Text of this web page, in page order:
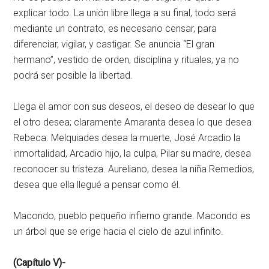
explicar todo. La unión libre llega a su final, todo será
mediante un contrato, es necesario censar, para
diferenciar, vigilar, y castigar. Se anuncia “El gran
hermano”, vestido de orden, disciplina y rituales, ya no
podrá ser posible la libertad.
Llega el amor con sus deseos, el deseo de desear lo que
el otro desea; claramente Amaranta desea lo que desea
Rebeca. Melquiades desea la muerte, José Arcadio la
inmortalidad, Arcadio hijo, la culpa, Pilar su madre, desea
reconocer su tristeza. Aureliano, desea la niña Remedios,
desea que ella llegué a pensar como él.
Macondo, pueblo pequeño infierno grande. Macondo es
un árbol que se erige hacia el cielo de azul infinito.
(Capítulo V)-